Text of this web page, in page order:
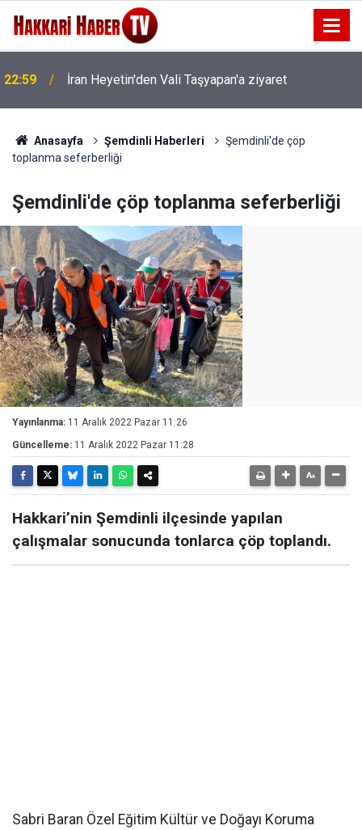
22:59 İran Heyetin'den Vali Taşyapan'a ziyaret
Anasayfa Şemdinli Haberleri
Şemdinli'de çöp
toplanma seferberliği
Şemdinli'de çöp toplanma seferberliği
Yayınlanma: 11 Aralık 2022 Pazar 11:26
Güncelleme: 11 Aralık 2022 Pazar 11:28
Hakkari’nin Şemdinli ilçesinde yapılan
çalışmalar sonucunda tonlarca çöp toplandı.
Sabri Baran Özel Eğitim Kültür ve Doğayı Koruma